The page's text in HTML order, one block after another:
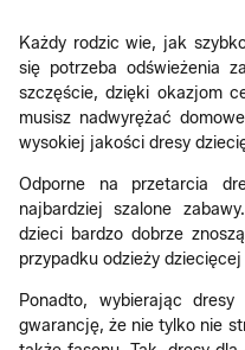
Każdy rodzic wie, jak
się potrzeba odświeżenia
szczęście, dzięki okazjom
musisz nadwyrężać
wysokiej jakości dresy
Odporne na przetarcia
najbardziej szalone
dzieci bardzo dobrze
przypadku odzieży
Ponadto, wybierając
gwarancję, że nie tylko nie